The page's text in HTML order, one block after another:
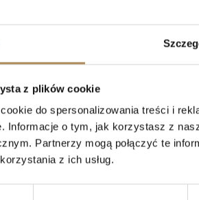
z plików cookie
do spersonalizowania treści i
Informacje o tym, jak korzystasz z
Partnerzy mogą połączyć te
z ich usług.